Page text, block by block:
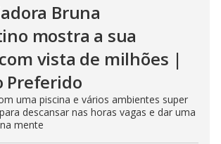
Bruna
mostra a sua
vista de milhões |
Preferido
uma piscina e vários ambientes super
descansar nas horas vagas e dar uma
mente